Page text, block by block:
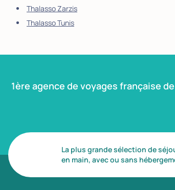
Thalasso Zarzis
Thalasso Tunis
1ère agence de voyages française
La plus grande sélection de
en main, avec ou sans